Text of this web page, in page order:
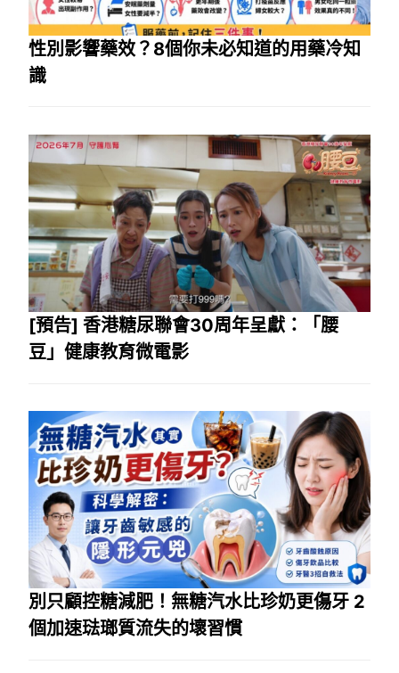
性別影響藥效？8個你未必知道的用藥冷知
識
[預告] 香港糖尿聯會30周年呈獻：「腰
豆」健康教育微電影
別只顧控糖減肥！無糖汽水比珍奶更傷牙 2
個加速琺瑯質流失的壞習慣